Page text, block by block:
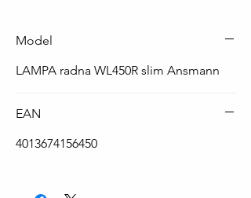
Model
LAMPA radna WL450R slim Ansmann
EAN
4013674156450